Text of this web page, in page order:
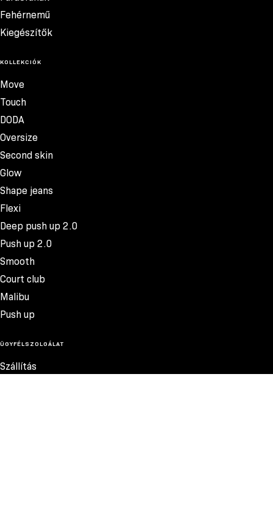
Fehérnemű
Kiegészítők
KOLLEKCIÓK
Move
Touch
DODA
Oversize
Second skin
Glow
Shape jeans
Flexi
Deep push up 2.0
Push up 2.0
Smooth
Court club
Malibu
Push up
ÜGYFÉLSZOLGÁLAT
Szállítás